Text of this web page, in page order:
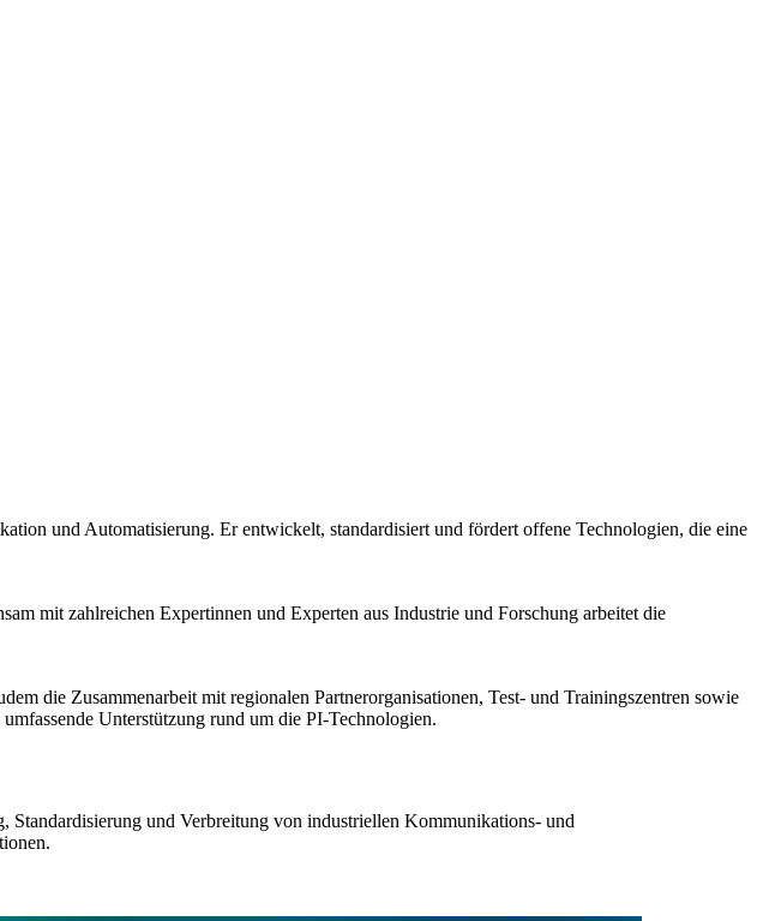
und Automatisierung. Er entwickelt, standardisiert und fördert offene Technologien, die eine
mit zahlreichen Expertinnen und Experten aus Industrie und Forschung arbeitet die
die Zusammenarbeit mit regionalen Partnerorganisationen, Test- und Trainingszentren sowie
Unterstützung rund um die PI-Technologien.
und Verbreitung von industriellen Kommunikations- und